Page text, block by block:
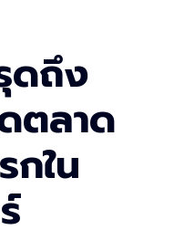
ดถึง
ตลาด
ใน